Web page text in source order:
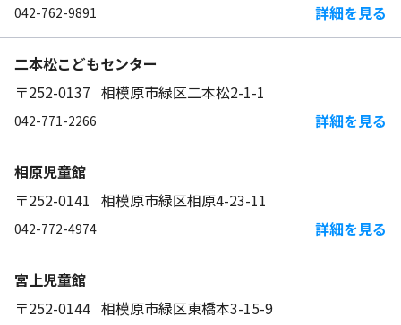
042-762-9891 詳細を見る
二本松こどもセンター
〒252-0137 相模原市緑区二本松2-1-1
042-771-2266 詳細を見る
相原児童館
〒252-0141 相模原市緑区相原4-23-11
042-772-4974 詳細を見る
宮上児童館
〒252-0144 相模原市緑区東橋本3-15-9